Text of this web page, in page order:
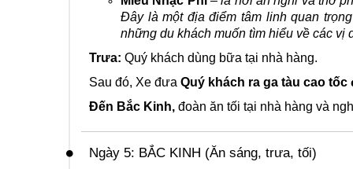
Đây là một địa điểm tâm linh quan
những du khách muốn tìm hiểu về các vị
Trưa: Quý khách dùng bữa tại nhà hàng.
Sau đó, Xe đưa Quý khách ra ga tàu cao tốc
Đến Bắc Kinh, đoàn ăn tối tại nhà hàng và
Ngày 5: BẮC KINH (Ăn sáng, trưa, tối)